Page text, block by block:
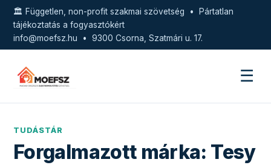
🏛️ Független, non-profit szakmai szövetség • Pártatlan
tájékoztatás a fogyasztókért
info@moefsz.hu • 9300 Csorna, Szatmári u. 17.
☰
TUDÁSTÁR
Forgalmazott márka: Tesy